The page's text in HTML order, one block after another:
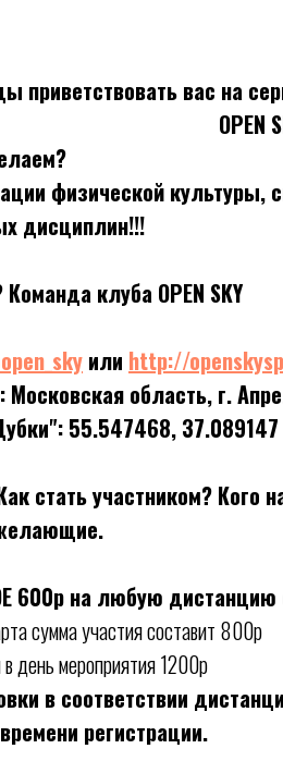
приветствовать вас на
OPEN
физической культуры,
дисциплин!!!
клуба OPEN SKY
или http://
Московская область, г.
55.547468, 37.089147
стать участником? Кого
600р на любую дистанцию
сумма участия составит 800р
день мероприятия 1200р
в соответствии
регистрации.